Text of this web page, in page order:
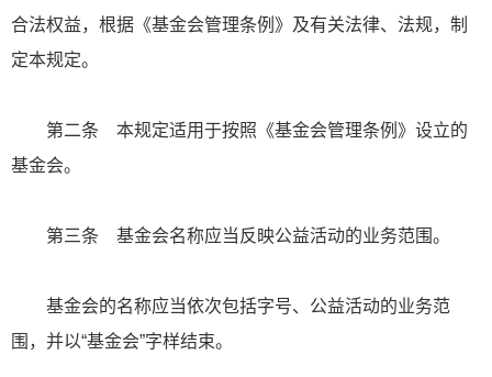
合法权益，根据《基金会管理条例》及有关法律、法规，制
定本规定。
第二条 本规定适用于按照《基金会管理条例》设立的
基金会。
第三条 基金会名称应当反映公益活动的业务范围。
基金会的名称应当依次包括字号、公益活动的业务范
围，并以“基金会”字样结束。